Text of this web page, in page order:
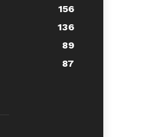
156
136
89
87